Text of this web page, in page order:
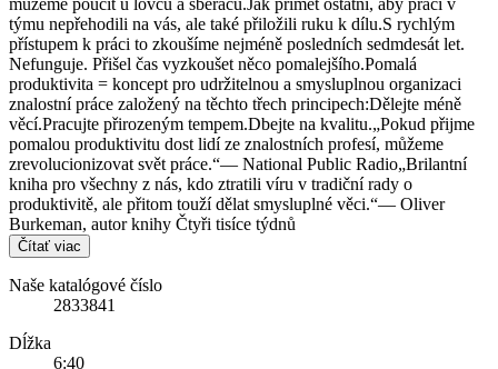
můžeme poučit u lovců a sběračů.Jak přimět ostatní, aby práci v
týmu nepřehodili na vás, ale také přiložili ruku k dílu.S rychlým
přístupem k práci to zkoušíme nejméně posledních sedmdesát let.
Nefunguje. Přišel čas vyzkoušet něco pomalejšího.Pomalá
produktivita = koncept pro udržitelnou a smysluplnou organizaci
znalostní práce založený na těchto třech principech:Dělejte méně
věcí.Pracujte přirozeným tempem.Dbejte na kvalitu.„Pokud přijme
pomalou produktivitu dost lidí ze znalostních profesí, můžeme
zrevolucionizovat svět práce.“— National Public Radio„Brilantní
kniha pro všechny z nás, kdo ztratili víru v tradiční rady o
produktivitě, ale přitom touží dělat smysluplné věci.“— Oliver
Burkeman, autor knihy Čtyři tisíce týdnů
Čítať viac
Naše katalógové číslo
2833841
Dĺžka
6:40